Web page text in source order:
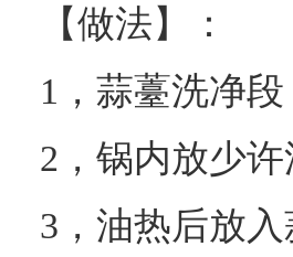
【做法】：
1，蒜薹洗净
2，锅内放少
3，油热后放